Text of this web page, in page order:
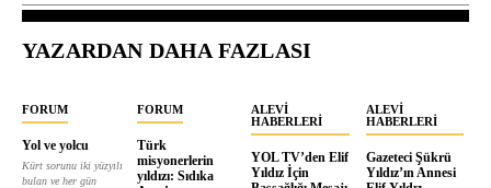
YAZARDAN DAHA FAZLASI
FORUM
Yol ve yolcu
Kürt sorunu iki yüzyılı
bulan ve her gün
FORUM
Türk
misyonerlerin
yıldızı: Sıdıka
ALEVI
HABERLERI
YOL TV’den Elif
Yıldız İçin
ALEVI
HABERLERI
Gazeteci Şükrü
Yıldız’ın Annesi